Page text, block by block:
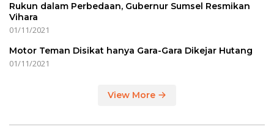
Rukun dalam Perbedaan, Gubernur Sumsel Resmikan
Vihara
01/11/2021
Motor Teman Disikat hanya Gara-Gara Dikejar Hutang
01/11/2021
View More